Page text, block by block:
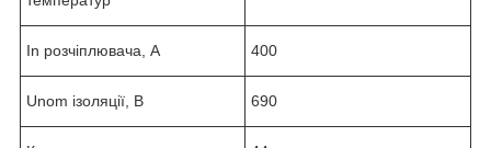
In розчіплювача, А 400
Unom ізоляції, В 690